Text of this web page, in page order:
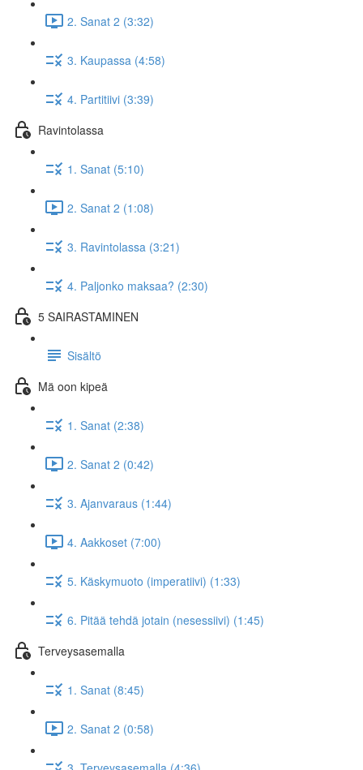
2. Sanat 2 (3:32)
3. Kaupassa (4:58)
4. Partitiivi (3:39)
Ravintolassa
1. Sanat (5:10)
2. Sanat 2 (1:08)
3. Ravintolassa (3:21)
4. Paljonko maksaa? (2:30)
5 SAIRASTAMINEN
Sisältö
Mä oon kipeä
1. Sanat (2:38)
2. Sanat 2 (0:42)
3. Ajanvaraus (1:44)
4. Aakkoset (7:00)
5. Käskymuoto (imperatiivi) (1:33)
6. Pitää tehdä jotain (nesessiivi) (1:45)
Terveysasemalla
1. Sanat (8:45)
2. Sanat 2 (0:58)